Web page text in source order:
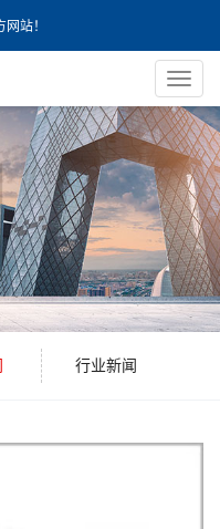
站！
导
航
菜
单
行业新闻